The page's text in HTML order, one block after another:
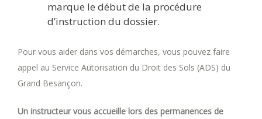
marque le début de la procédure
d’instruction du dossier.
Pour vous aider dans vos démarches, vous pouvez faire
appel au Service Autorisation du Droit des Sols (ADS) du
Grand Besançon.
Un instructeur vous accueille lors des permanences de